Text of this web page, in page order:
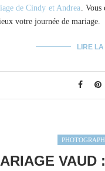
de Cindy et Andrea. Vous
votre journée de mariage.
LIRE